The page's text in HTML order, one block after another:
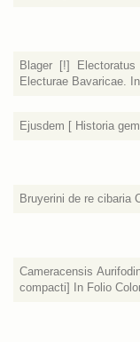
Blager [!]
Electurae Bavaricae.
Ejusdem [ Historia
Bruyerini de re cibaria
Cameracensis
compacti] In Folio